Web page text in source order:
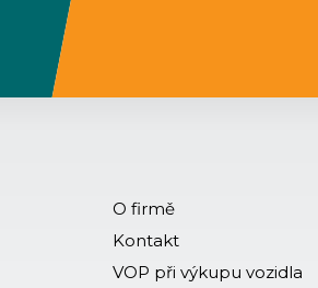
O firmě
Kontakt
VOP při výkupu vozidla